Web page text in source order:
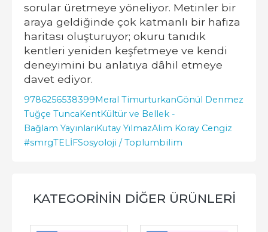
sorular üretmeye yöneliyor. Metinler bir
araya geldiğinde çok katmanlı bir hafıza
haritası oluşturuyor; okuru tanıdık
kentleri yeniden keşfetmeye ve kendi
deneyimini bu anlatıya dâhil etmeye
davet ediyor.
9786256538399Meral TimurturkanGönül Denmez
Tuğçe TuncaKentKültür ve Bellek -
Bağlam YayınlarıKutay YılmazAlim Koray Cengiz
#smrgTELİFSosyoloji / Toplumbilim
KATEGORININ DIĞER ÜRÜNLERI